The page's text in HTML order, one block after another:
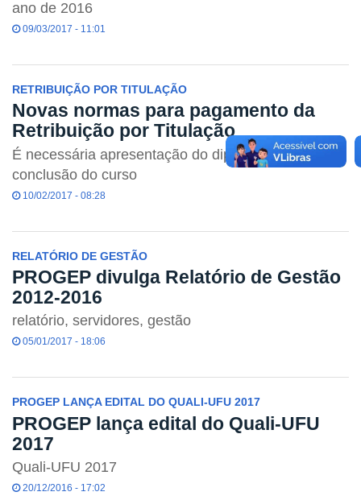
ano de 2016
09/03/2017 - 11:01
RETRIBUIÇÃO POR TITULAÇÃO
Novas normas para pagamento da
Retribuição por Titulação
É necessária apresentação do diploma de
conclusão do curso
10/02/2017 - 08:28
RELATÓRIO DE GESTÃO
PROGEP divulga Relatório de Gestão
2012-2016
relatório, servidores, gestão
05/01/2017 - 18:06
PROGEP LANÇA EDITAL DO QUALI-UFU 2017
PROGEP lança edital do Quali-UFU
2017
Quali-UFU 2017
20/12/2016 - 17:02